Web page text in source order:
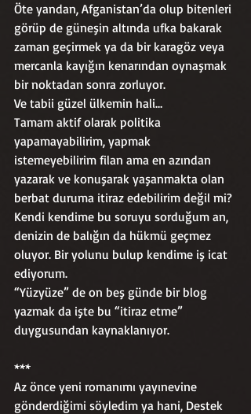
Öte yandan, Afganistan’da olup bitenleri
görüp de güneşin altında ufka bakarak
zaman geçirmek ya da bir karagöz veya
mercanla kayığın kenarından oynaşmak
bir noktadan sonra zorluyor.
Ve tabii güzel ülkemin hali…
Tamam aktif olarak politika
yapamayabilirim, yapmak
istemeyebilirim filan ama en azından
yazarak ve konuşarak yaşanmakta olan
berbat duruma itiraz edebilirim değil mi?
Kendi kendime bu soruyu sorduğum an,
denizin de balığın da hükmü geçmez
oluyor. Bir yolunu bulup kendime iş icat
ediyorum.
“Yüzyüze” de on beş günde bir blog
yazmak da işte bu “itiraz etme”
duygusundan kaynaklanıyor.
***
Az önce yeni romanımı yayınevine
gönderdiğimi söyledim ya hani, Destek